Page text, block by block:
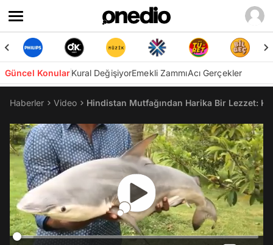
Güncel KonularKural DeğişiyorEmekli ZammıAcı Gerçekler
Haberler Video Hindistan Mutfağından Harika Bir Lezzet: